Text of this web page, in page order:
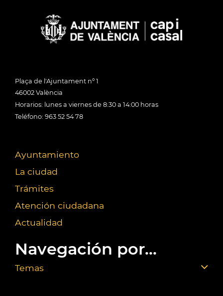
Plaça de l'Ajuntament nº 1
46002 València
Horarios: lunes a viernes de 8:30 a 14:00 horas
Teléfono: 963 52 54 78
Ayuntamiento
La ciudad
Trámites
Atención ciudadana
Actualidad
Navegación por...
Temas